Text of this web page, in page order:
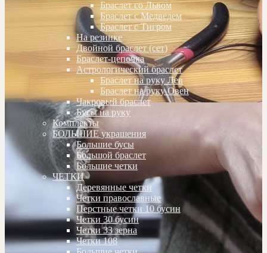
Браслет со Львом
Браслет с Медведем
Браслет с Тигром
На резинке
Двойной браслет (сет)
Браслет-цепочка
Астрологический браслет
Браслет на руку Лев
Браслет на руку Овен
Чакровый браслет
Бусы на руку
Комплекты
БОЛЬШИЕ украшения
Большие бусы
Большой браслет
Большие четки
ЧЕТКИ
Деревянные четки
Четки православные
Перстные четки 10 бусин
Четки 30 бусин
Четки 33 зерна
Четки 108